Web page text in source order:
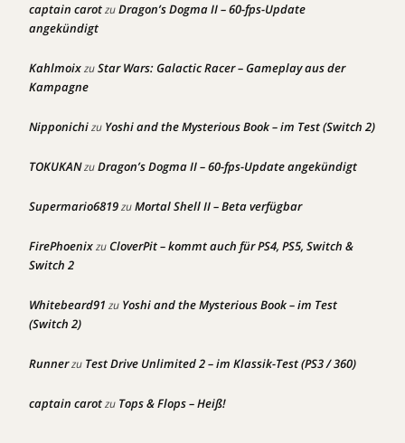
captain carotzuDragon’s Dogma II – 60-fps-Update
angekündigt
KahlmoixzuStar Wars: Galactic Racer – Gameplay aus der
Kampagne
Nipponichizu Yoshi and the Mysterious Book – im Test (Switch 2)
TOKUKANzuDragon’s Dogma II – 60-fps-Update angekündigt
Supermario6819zuMortal Shell II – Beta verfügbar
FirePhoenixzuCloverPit – kommt auch für PS4, PS5, Switch &
Switch 2
Whitebeard91 zu Yoshi and the Mysterious Book – im Test
(Switch 2)
Runnerzu Test Drive Unlimited 2 – im Klassik-Test (PS3 / 360)
captain carotzu Tops & Flops – Heiß!